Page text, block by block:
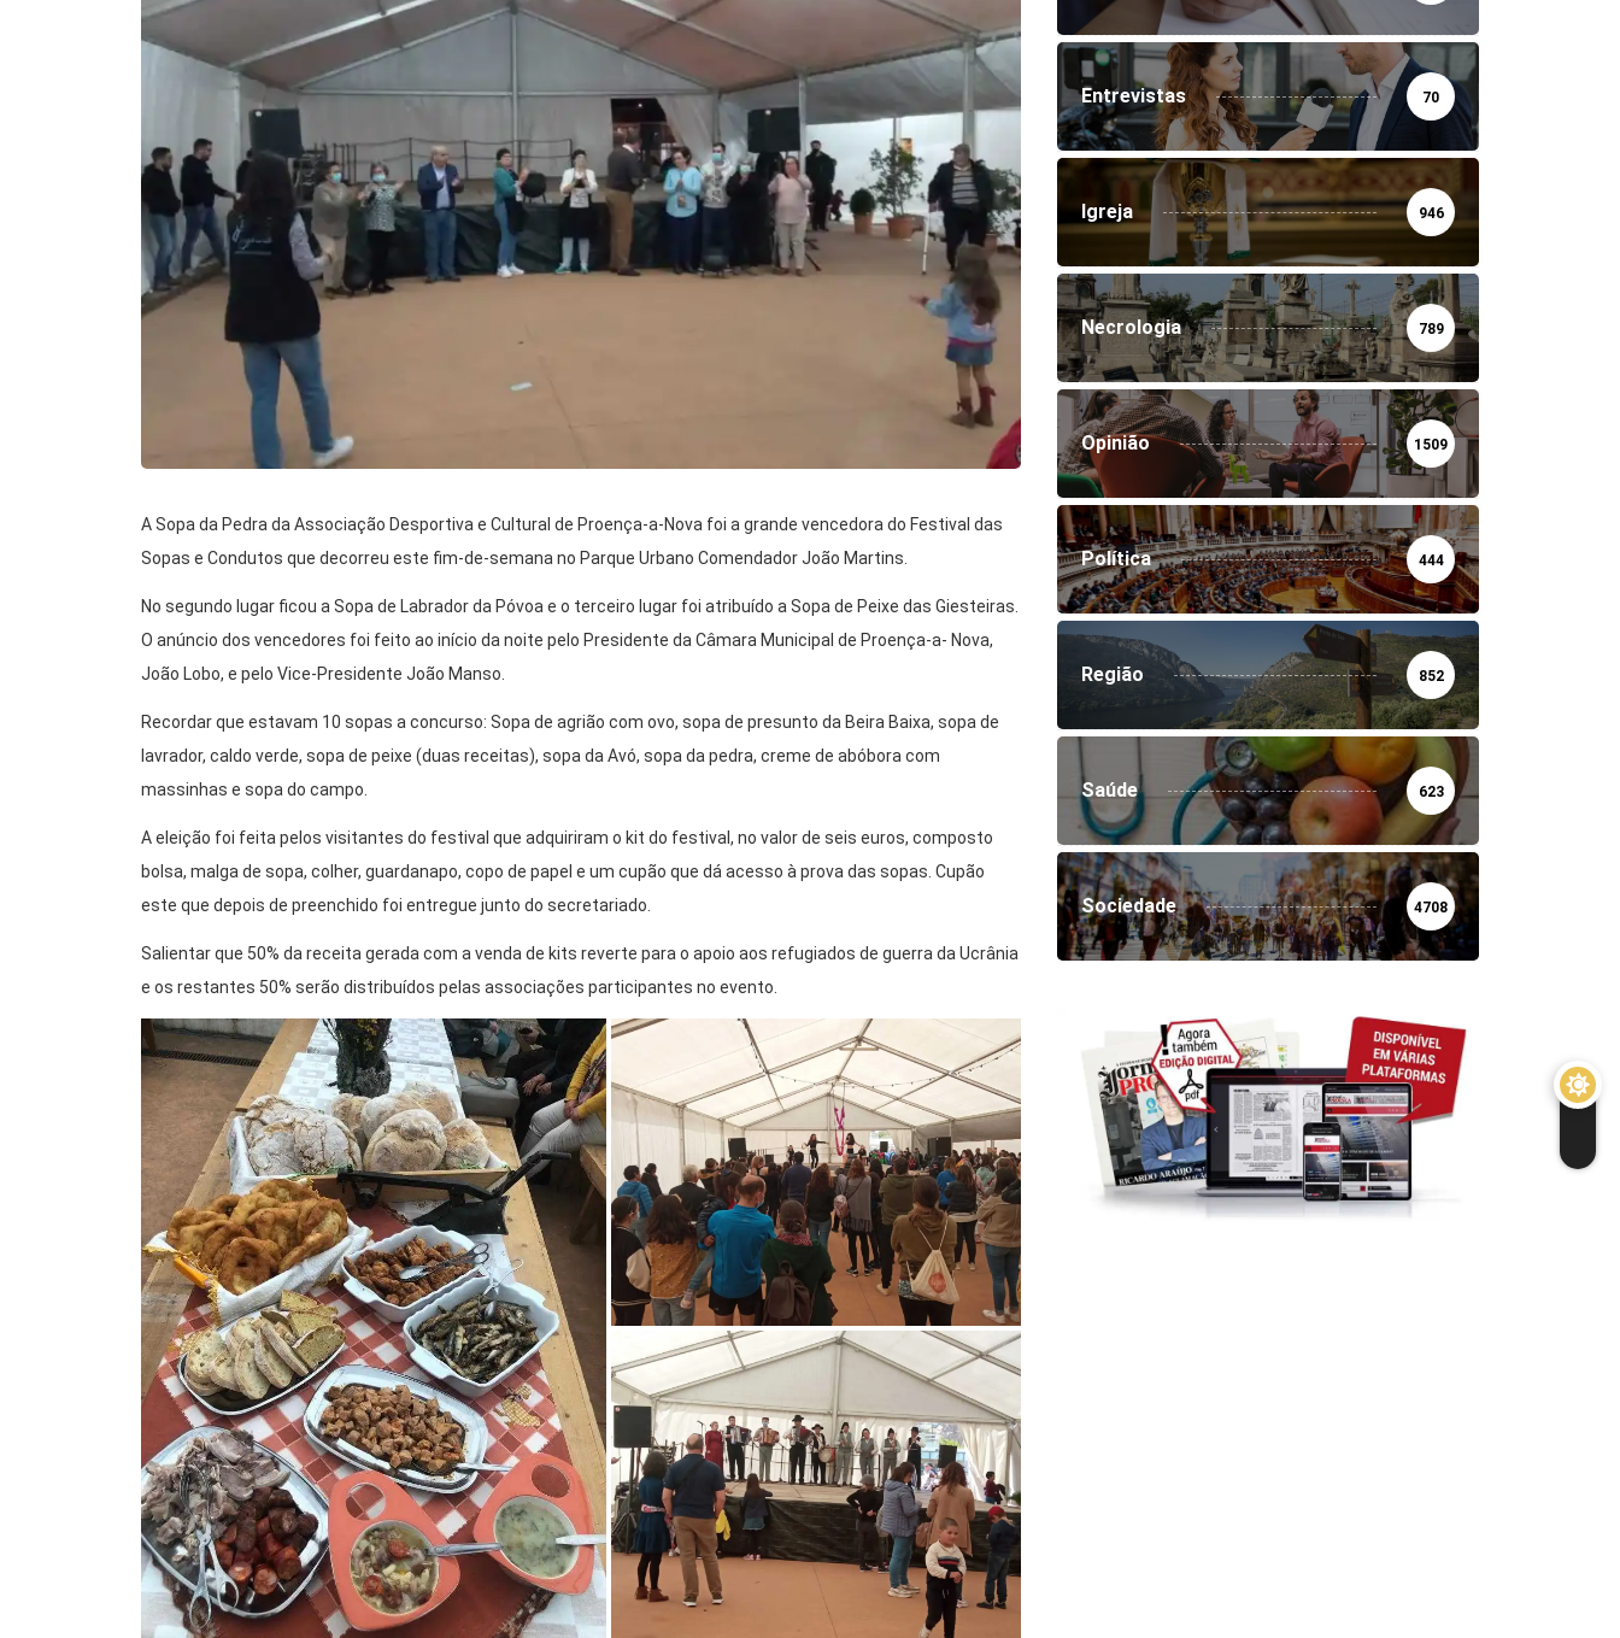
A Sopa da Pedra da Associação Desportiva e Cultural de Proença-a-Nova foi a grande vencedora do Festival das
Sopas e Condutos que decorreu este fim-de-semana no Parque Urbano Comendador João Martins.
No segundo lugar ficou a Sopa de Labrador da Póvoa e o terceiro lugar foi atribuído a Sopa de Peixe das Giesteiras.
O anúncio dos vencedores foi feito ao início da noite pelo Presidente da Câmara Municipal de Proença-a- Nova,
João Lobo, e pelo Vice-Presidente João Manso.
Recordar que estavam 10 sopas a concurso: Sopa de agrião com ovo, sopa de presunto da Beira Baixa, sopa de
lavrador, caldo verde, sopa de peixe (duas receitas), sopa da Avó, sopa da pedra, creme de abóbora com
massinhas e sopa do campo.
A eleição foi feita pelos visitantes do festival que adquiriram o kit do festival, no valor de seis euros, composto
bolsa, malga de sopa, colher, guardanapo, copo de papel e um cupão que dá acesso à prova das sopas. Cupão
este que depois de preenchido foi entregue junto do secretariado.
Salientar que 50% da receita gerada com a venda de kits reverte para o apoio aos refugiados de guerra da Ucrânia
e os restantes 50% serão distribuídos pelas associações participantes no evento.
Entrevistas 70
Igreja 946
Necrologia 789
Opinião 1509
Política 444
Região 852
Saúde 623
Sociedade 4708